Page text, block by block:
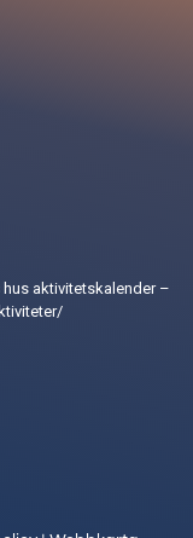
aktivitetskalender –